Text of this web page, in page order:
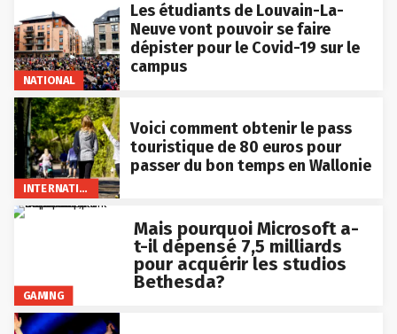
NATIONAL
Les étudiants de Louvain-La-
Neuve vont pouvoir se faire
dépister pour le Covid-19 sur le
campus
INTERNATIONAL
Voici comment obtenir le pass
touristique de 80 euros pour
passer du bon temps en Wallonie
GAMING
Mais pourquoi Microsoft a-
t-il dépensé 7,5 milliards
pour acquérir les studios
Bethesda?